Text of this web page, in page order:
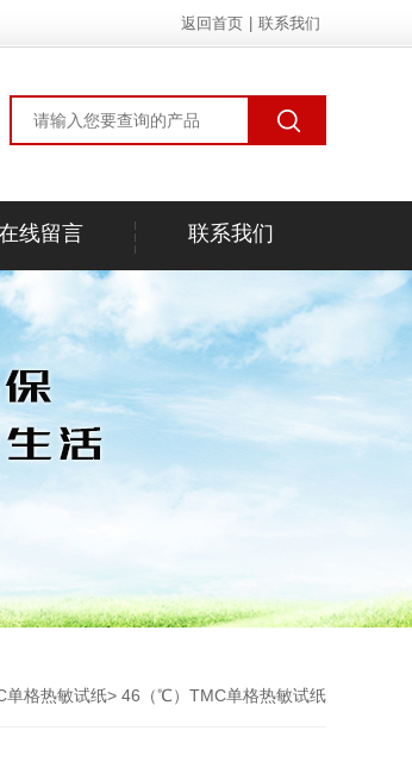
返回首页 联系我们
线留言 联系我们
单格热敏试纸> 46（℃）TMC单格热敏试纸